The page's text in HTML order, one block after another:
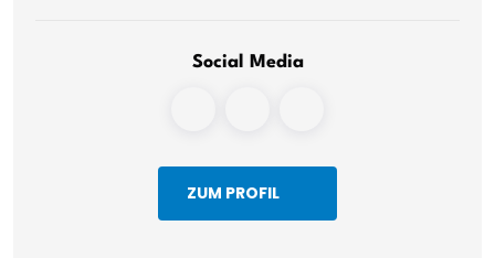
Social Media
ZUM PROFIL